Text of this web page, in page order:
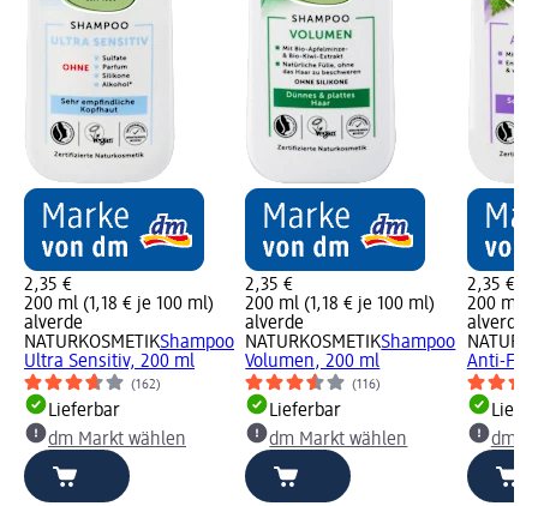
2,35 €
200 ml (1,18 € je 100 ml)
alverde
NATURKOSMETIKShampoo
Ultra Sensitiv, 200 ml
(162)
Lieferbar
dm Markt wählen
2,35 €
200 ml (1,18 € je 100 ml)
alverde
NATURKOSMETIKShampoo
Volumen, 200 ml
(116)
Lieferbar
dm Markt wählen
2,35 €
200 ml
alverde
Anti-
dm